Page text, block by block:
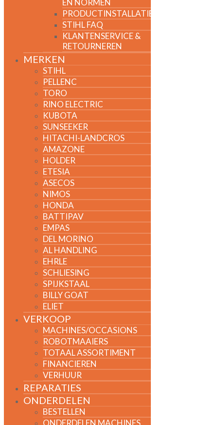
EN NORMEN
PRODUCTINSTALLATIE
STIHL FAQ
KLANTENSERVICE &
RETOURNEREN
MERKEN
STIHL
PELLENC
TORO
RINO ELECTRIC
KUBOTA
SUNSEEKER
HITACHI-LANDCROS
AMAZONE
HOLDER
ETESIA
ASECOS
NIMOS
HONDA
BATTIPAV
EMPAS
DEL MORINO
AL HANDLING
EHRLE
SCHLIESING
SPIJKSTAAL
BILLY GOAT
ELIET
VERKOOP
MACHINES/OCCASIONS
ROBOTMAAIERS
TOTAAL ASSORTIMENT
FINANCIEREN
VERHUUR
REPARATIES
ONDERDELEN
BESTELLEN